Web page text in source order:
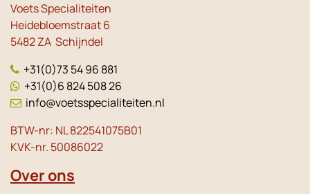
Voets Specialiteiten
Heidebloemstraat 6
5482 ZA Schijndel
+31(0)73 54 96 881
+31(0)6 824 508 26
info@voetsspecialiteiten.nl
BTW-nr: NL 822541075B01
KVK-nr. 50086022
Over ons